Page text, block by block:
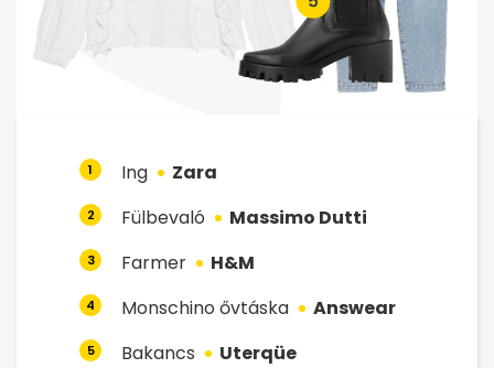
1 Ing Zara
2 Fülbevaló Massimo Dutti
3 Farmer H&M
4 Monschino ővtáska Answear
5 Bakancs Uterqüe